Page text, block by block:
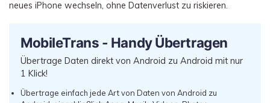
neues iPhone wechseln, ohne Datenverlust zu riskieren.
MobileTrans - Handy Übertragen
Übertrage Daten direkt von Android zu Android mit nur
1 Klick!
Übertrage einfach jede Art von Daten von Android zu